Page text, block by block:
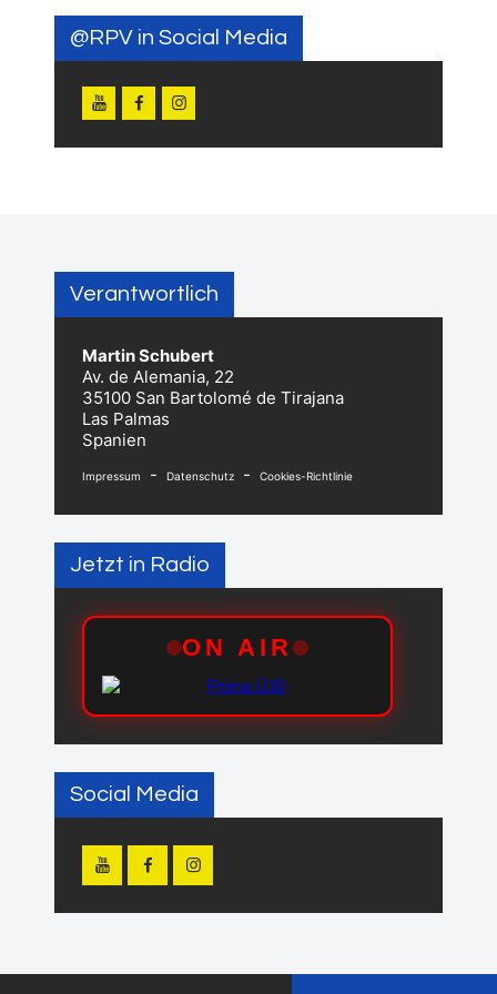
@RPV in Social Media
Verantwortlich
Martin Schubert
Av. de Alemania, 22
35100 San Bartolomé de Tirajana
Las Palmas
Spanien
Impressum - Datenschutz - Cookies-Richtlinie
Jetzt in Radio
Social Media